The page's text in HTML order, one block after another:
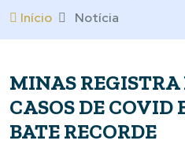
Início Notícia
MINAS
CASOS DE COVID
BATE RECORDE